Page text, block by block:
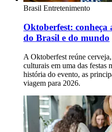
Brasil Entretenimento
Oktoberfest: conheça
do Brasil e do mundo
A Oktoberfest reúne
culturais em uma das festas
história do evento, as
viagem para 2026.